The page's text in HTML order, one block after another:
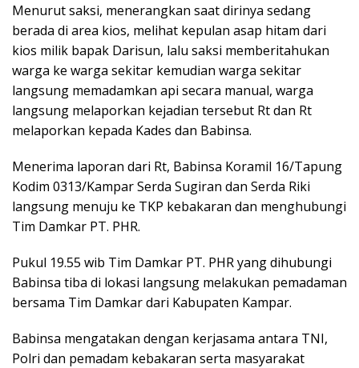
Menurut saksi, menerangkan saat dirinya sedang
berada di area kios, melihat kepulan asap hitam dari
kios milik bapak Darisun, lalu saksi memberitahukan
warga ke warga sekitar kemudian warga sekitar
langsung memadamkan api secara manual, warga
langsung melaporkan kejadian tersebut Rt dan Rt
melaporkan kepada Kades dan Babinsa.
Menerima laporan dari Rt, Babinsa Koramil 16/Tapung
Kodim 0313/Kampar Serda Sugiran dan Serda Riki
langsung menuju ke TKP kebakaran dan menghubungi
Tim Damkar PT. PHR.
Pukul 19.55 wib Tim Damkar PT. PHR yang dihubungi
Babinsa tiba di lokasi langsung melakukan pemadaman
bersama Tim Damkar dari Kabupaten Kampar.
Babinsa mengatakan dengan kerjasama antara TNI,
Polri dan pemadam kebakaran serta masyarakat